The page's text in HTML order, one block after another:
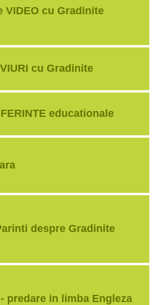
VIDEO cu Gradinite
cu Gradinite
educationale
despre Gradinite
predare in limba Engleza